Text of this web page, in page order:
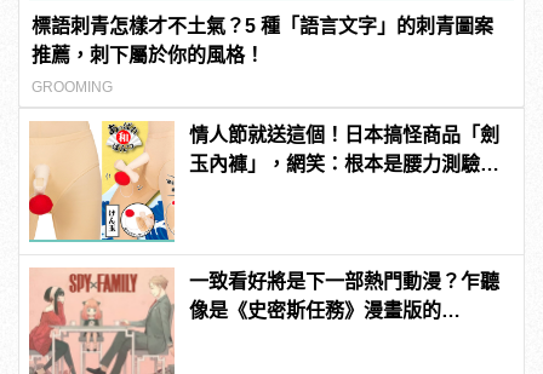
標語刺青怎樣才不土氣？5 種「語言文字」的刺青圖案
推薦，刺下屬於你的風格！
GROOMING
情人節就送這個！日本搞怪商品「劍
玉內褲」，網笑：根本是腰力測驗
一致看好將是下一部熱門動漫？乍聽
像是《史密斯任務》漫畫版的